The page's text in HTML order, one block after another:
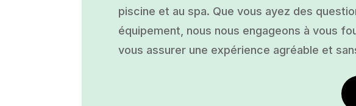
piscine et au spa. Que vous ayez des
équipement, nous nous engageons à vous
vous assurer une expérience agréable et